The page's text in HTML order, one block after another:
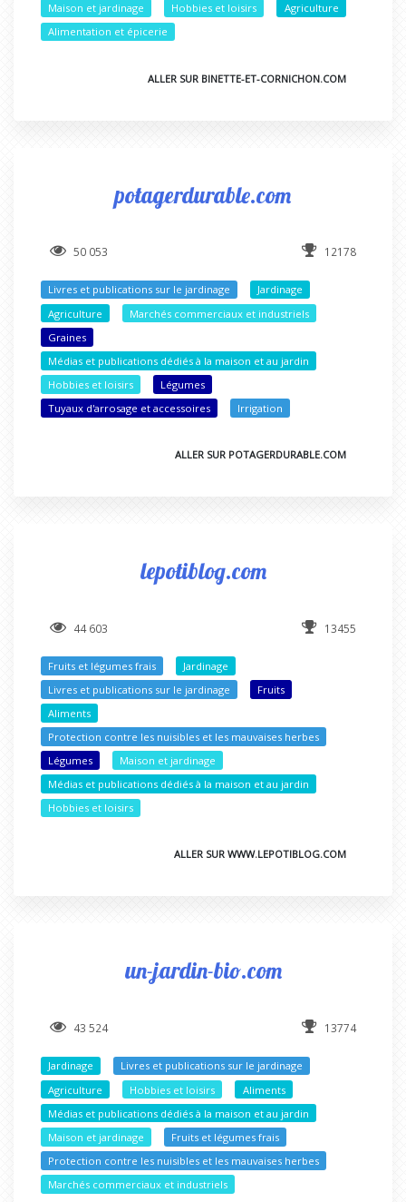
Maison et jardinage
Hobbies et loisirs
Agriculture
Alimentation et épicerie
ALLER SUR BINETTE-ET-CORNICHON.COM
potagerdurable.com
50 053 12178
Livres et publications sur le jardinage
Jardinage
Agriculture
Marchés commerciaux et industriels
Graines
Médias et publications dédiés à la maison et au jardin
Hobbies et loisirs
Légumes
Tuyaux d'arrosage et accessoires
Irrigation
ALLER SUR POTAGERDURABLE.COM
lepotiblog.com
44 603 13455
Fruits et légumes frais
Jardinage
Livres et publications sur le jardinage
Fruits
Aliments
Protection contre les nuisibles et les mauvaises herbes
Légumes
Maison et jardinage
Médias et publications dédiés à la maison et au jardin
Hobbies et loisirs
ALLER SUR WWW.LEPOTIBLOG.COM
un-jardin-bio.com
43 524 13774
Jardinage
Livres et publications sur le jardinage
Agriculture
Hobbies et loisirs
Aliments
Médias et publications dédiés à la maison et au jardin
Maison et jardinage
Fruits et légumes frais
Protection contre les nuisibles et les mauvaises herbes
Marchés commerciaux et industriels